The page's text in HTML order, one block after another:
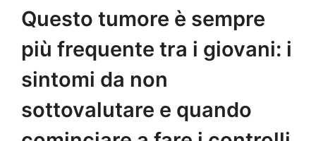
Questo tumore è sempre
più frequente tra i giovani: i
sintomi da non
sottovalutare e quando